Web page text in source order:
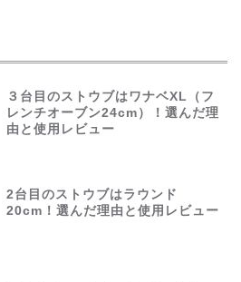
３台目のストウブはワナベXL（フ
レンチオーブン24cm）！選んだ理
由と使用レビュー
2台目のストウブはラウンド
20cm！選んだ理由と使用レビュー